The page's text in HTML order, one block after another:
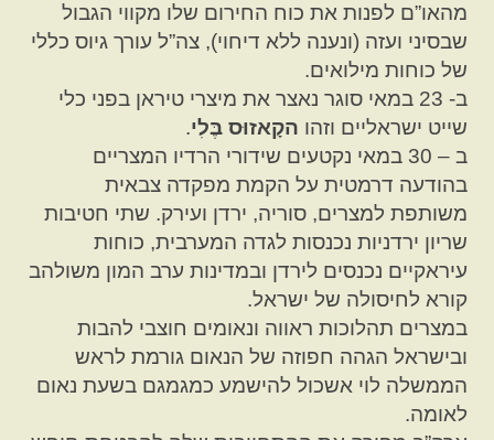
מהאו”ם לפנות את כוח החירום שלו מקווי הגבול
שבסיני ועזה (ונענה ללא דיחוי), צה”ל עורך גיוס כללי
של כוחות מילואים.
ב- 23 במאי סוגר נאצר את מיצרי טיראן בפני כלי
שייט ישראליים וזהו הקָאזוּס בֶּלִי.
ב – 30 במאי נקטעים שידורי הרדיו המצריים
בהודעה דרמטית על הקמת מפקדה צבאית
משותפת למצרים, סוריה, ירדן ועירק. שתי חטיבות
שריון ירדניות נכנסות לגדה המערבית, כוחות
עיראקיים נכנסים לירדן ובמדינות ערב המון משולהב
קורא לחיסולה של ישראל.
במצרים תהלוכות ראווה ונאומים חוצבי להבות
ובישראל הגהה חפוזה של הנאום גורמת לראש
הממשלה לוי אשכול להישמע כמגמגם בשעת נאום
לאומה.